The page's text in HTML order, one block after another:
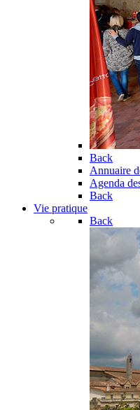
Back
Annuaire
Agenda
Back
Vie pratique
Back